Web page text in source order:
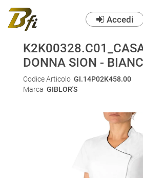
Accedi
DONNA SION -
Codice Articolo GI.14P02K458.00
Marca GIBLOR'S